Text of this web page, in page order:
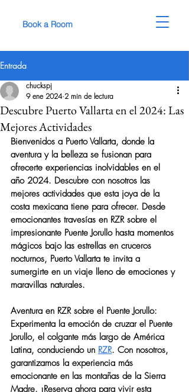
Book a Room
Entrada
Descubre Puerto Vallarta en el 2024: Las
Mejores Actividades
chuckspj
9 ene 2024 2 min de lectura
Bienvenidos a Puerto Vallarta, donde la
aventura y la belleza se fusionan para
ofrecerte experiencias inolvidables en el
año 2024. Descubre con nosotros las
mejores actividades que esta joya de la
costa mexicana tiene para ofrecer. Desde
emocionantes travesías en RZR sobre el
impresionante Puente Jorullo hasta momentos
mágicos bajo las estrellas en cruceros
nocturnos, Puerto Vallarta te invita a
sumergirte en un viaje lleno de emociones y
maravillas naturales.
Aventura en RZR sobre el Puente Jorullo:
Experimenta la emoción de cruzar el Puente
Jorullo, el colgante más largo de América
Latina, conduciendo un RZR. Con nosotros,
garantizamos la experiencia más
emocionante en las montañas de la Sierra
Madre. ¡Reserva ahora para vivir esta